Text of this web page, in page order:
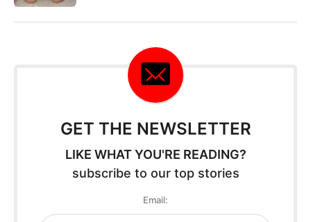
GET THE NEWSLETTER
LIKE WHAT YOU'RE READING?
subscribe to our top stories
Email: